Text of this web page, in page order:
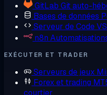
GitLab Git auto-
Bases de données
Serveur de Code
n8n
EXÉCUTER ET TRADER
Serveurs de jeux
Forex et trading
courtier